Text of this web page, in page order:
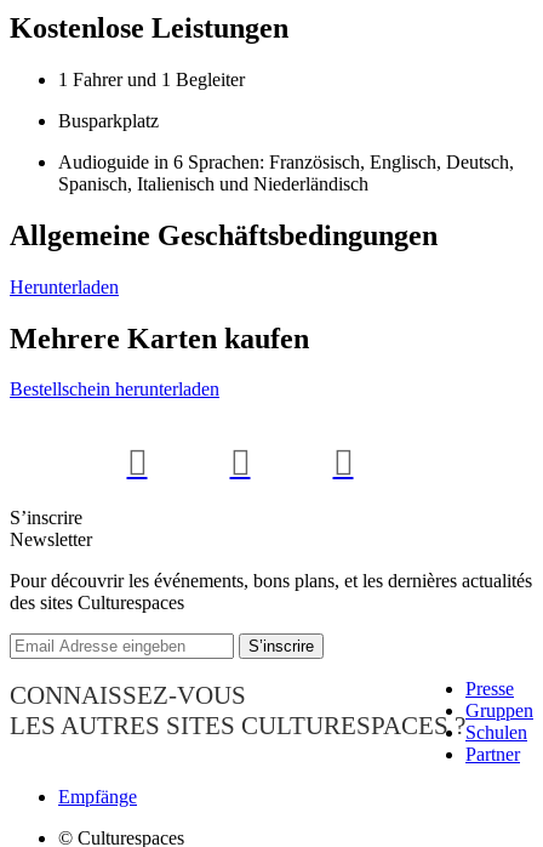
Kostenlose Leistungen
1 Fahrer und 1 Begleiter
Busparkplatz
Audioguide in 6 Sprachen: Französisch, Englisch, Deutsch,
Spanisch, Italienisch und Niederländisch
Allgemeine Geschäftsbedingungen
Herunterladen
Mehrere Karten kaufen
Bestellschein herunterladen
S’inscrire
Newsletter
Pour découvrir les événements, bons plans, et les dernières actualités
des sites Culturespaces
CONNAISSEZ-VOUS
LES AUTRES SITES CULTURESPACES ?
Presse
Gruppen
Schulen
Partner
Empfänge
© Culturespaces